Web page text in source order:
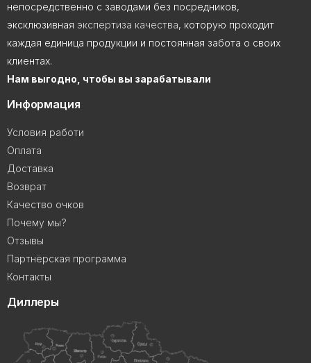
непосредственно с заводами без посредников,
эксклюзивная экспертиза качества, которую проходит
каждая единица продукции и постоянная забота о своих
клиентах.
Нам выгодно, чтобы вы зарабатывали
Информация
Условия работи
Оплата
Доставка
Возврат
Качество очков
Почему мы?
Отзывы
Партнёрская программа
Контакты
Диллеры